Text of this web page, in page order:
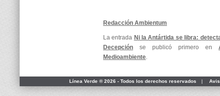
Redacción Ambientum
La entrada Ni la Antártida se libra:
Decepción se publicó primero en
Medioambiente.
Línea Verde ® 2026 - Todos los derechos reservados |